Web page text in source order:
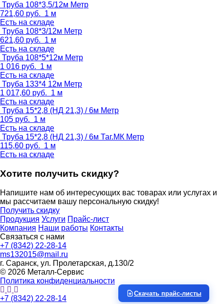
Труба 108*3,5/12м Метр
721,60 руб. 1 м
Есть на складе
Труба 108*3/12м Метр
621,60 руб. 1 м
Есть на складе
Труба 108*5*12м Метр
1 016 руб. 1 м
Есть на складе
Труба 133*4 12м Метр
1 017,60 руб. 1 м
Есть на складе
Труба 15*2,8 (НД 21,3) / 6м Метр
105 руб. 1 м
Есть на складе
Труба 15*2,8 (НД 21,3) / 6м Таг.МК Метр
115,60 руб. 1 м
Есть на складе
Хотите получить скидку?
Напишите нам об интересующих вас товарах или услугах и
мы рассчитаем вашу персональную скидку!
Получить скидку
Продукция Услуги Прайс-лист
Компания Наши работы Контакты
Связаться с нами
+7 (8342) 22-28-14
ms132015@mail.ru
г. Саранск, ул. Пролетарская, д.130/2
© 2026 Металл-Сервис
Политика конфиденциальности
+7 (8342) 22-28-14
Скачать прайс-листы